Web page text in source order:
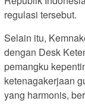
regulasi tersebut.
Selain itu,
dengan Desk
pemangku
ketenagakerjaan
yang harmonis,